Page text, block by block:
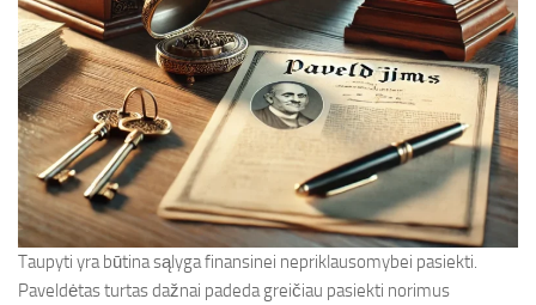
Taupyti yra būtina sąlyga finansinei nepriklausomybei pasiekti.
Paveldėtas turtas dažnai padeda greičiau pasiekti norimus